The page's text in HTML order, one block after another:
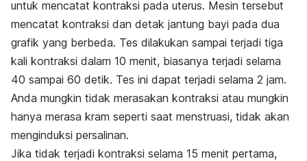
untuk mencatat kontraksi pada uterus. Mesin tersebut
mencatat kontraksi dan detak jantung bayi pada dua
grafik yang berbeda. Tes dilakukan sampai terjadi tiga
kali kontraksi dalam 10 menit, biasanya terjadi selama
40 sampai 60 detik. Tes ini dapat terjadi selama 2 jam.
Anda mungkin tidak merasakan kontraksi atau mungkin
hanya merasa kram seperti saat menstruasi, tidak akan
menginduksi persalinan.
Jika tidak terjadi kontraksi selama 15 menit pertama,